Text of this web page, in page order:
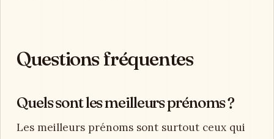
Questions fréquentes
Quels sont les meilleurs prénoms ?
Les meilleurs prénoms sont surtout ceux qui